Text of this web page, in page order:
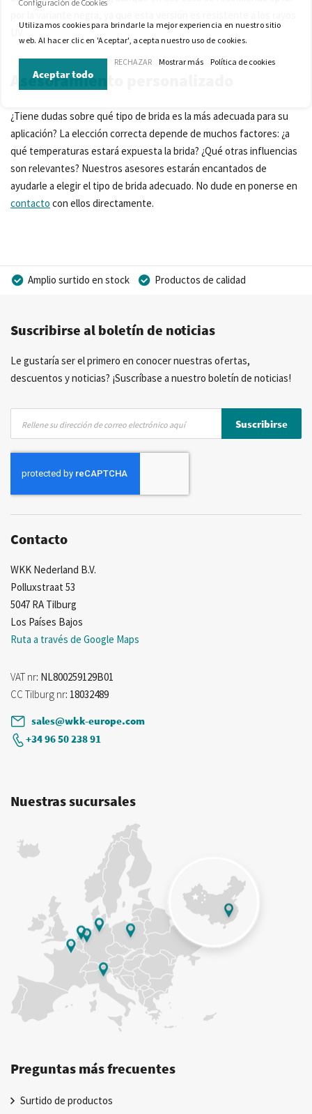
UV.
Asesoramiento personalizado
¿Tiene dudas sobre qué tipo de brida es la más adecuada para su
aplicación? La elección correcta depende de muchos factores: ¿a
qué temperaturas estará expuesta la brida? ¿Qué otras influencias
son relevantes? Nuestros asesores estarán encantados de
ayudarle a elegir el tipo de brida adecuado. No dude en ponerse en
contacto con ellos directamente.
Amplio surtido en stock
Productos de calidad
Asesoramiento personal
Más de 40 años de experiencia
Posibilidad de crear marca privada
Suscribirse al boletín de noticias
Le gustaría ser el primero en conocer nuestras ofertas,
descuentos y noticias? ¡Suscríbase a nuestro boletín de noticias!
nuestro
boletín
Suscribirse
Contacto
WKK Nederland B.V.
Polluxstraat 53
5047 RA Tilburg
Los Países Bajos
Ruta a través de Google Maps
VAT nr: NL800259129B01
CC Tilburg nr: 18032489
sales@wkk-europe.com
+34 96 50 238 91
Nuestras sucursales
Preguntas más frecuentes
Surtido de productos
Configuración de Cookies
Utilizamos cookies para brindarle la mejor experiencia en nuestro sitio
web. Al hacer clic en 'Aceptar', acepta nuestro uso de cookies.
Aceptar todo
RECHAZAR Mostrar más Política de cookies